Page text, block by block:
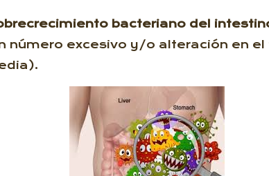
bacteriano del
número excesivo y/o alteración en